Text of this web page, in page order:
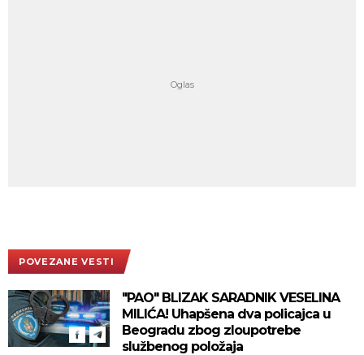
POVEZANE VESTI
"PAO" BLIZAK SARADNIK VESELINA
MILIĆA! Uhapšena dva policajca u
Beogradu zbog zloupotrebe
službenog položaja